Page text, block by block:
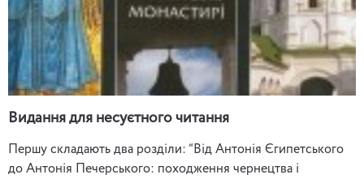
Видання для несуєтного читання
Першу складають два розділи: “Від Антонія Єгипетського
до Антонія Печерського: походження чернецтва і